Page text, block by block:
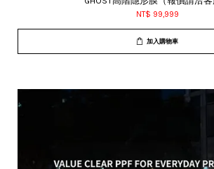
NT$ 99,999
加入購物車